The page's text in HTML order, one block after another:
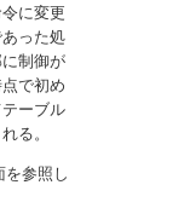
に変更
った処
制御が
で初め
ーブル
る。
を参照し